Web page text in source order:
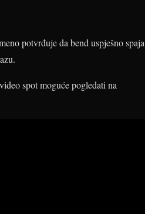
potvrđuje da bend uspješno spaja
spot moguće pogledati na